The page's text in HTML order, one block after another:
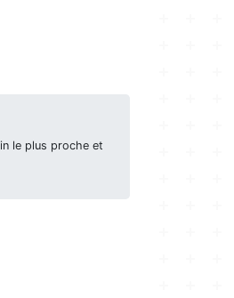
le plus proche et